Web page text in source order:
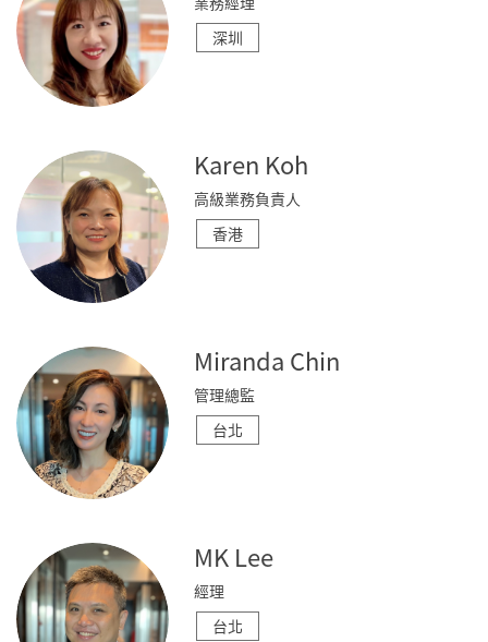
深圳
Karen Koh
高級業務負責人
香港
Miranda Chin
管理總監
台北
MK Lee
經理
台北